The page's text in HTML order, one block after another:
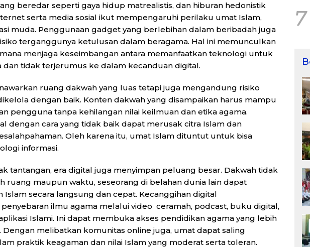
beredar seperti gaya hidup matrealistis, dan hiburan hedonistik
serta media sosial ikut mempengaruhi perilaku umat Islam,
muda. Penggunaan gadget yang berlebihan dalam beribadah juga
terganggunya ketulusan dalam beragama. Hal ini memunculkan
menjaga keseimbangan antara memanfaatkan teknologi untuk
dan tidak terjerumus ke dalam kecanduan digital.
ruang dakwah yang luas tetapi juga mengandung risiko
dengan baik. Konten dakwah yang disampaikan harus mampu
pengguna tanpa kehilangan nilai keilmuan dan etika agama.
dengan cara yang tidak baik dapat merusak citra Islam dan
Oleh karena itu, umat Islam dituntut untuk bisa
informasi.
tantangan, era digital juga menyimpan peluang besar. Dakwah tidak
ruang maupun waktu, seseorang di belahan dunia lain dapat
Islam secara langsung dan cepat. Kecanggihan digital
ilmu agama melalui video ceramah, podcast, buku digital,
Islami. Ini dapat membuka akses pendidikan agama yang lebih
Dengan melibatkan komunitas online juga, umat dapat saling
praktik keagaman dan nilai Islam yang moderat serta toleran.
7